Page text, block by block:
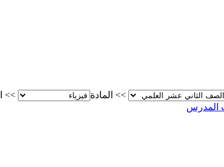
>> المادة >>
المدرس